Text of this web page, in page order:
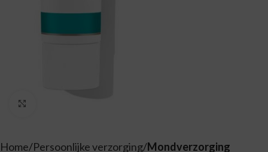
Home Persoonlijke verzorging Mondverzorging